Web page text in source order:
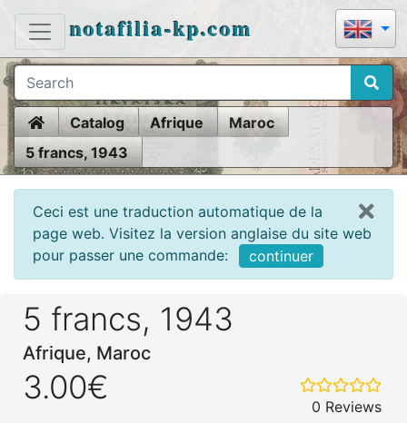
notafilia-kp.com
HomeCatalog Afrique
Maroc
5 francs, 1943
Ceci est une traduction automatique de la
page web. Visitez la version anglaise du site web
pour passer une commande:
continuer
5 francs, 1943
Afrique, Maroc
3.00€
0 Reviews